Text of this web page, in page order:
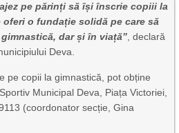
pe părinți să își înscrie copiii la
oferi o fundație solidă pe care să
dar și în viață” , declară
Deva.
pe copii la gimnastică, pot obține
Municipal Deva, Piața Victoriei,
(coordonator secție, Gina